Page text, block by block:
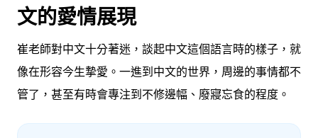
文的愛情展現
崔老師對中文十分著迷，談起中文這個語言時的樣子，就
像在形容今生摯愛。一進到中文的世界，周邊的事情都不
管了，甚至有時會專注到不修邊幅、廢寢忘食的程度。